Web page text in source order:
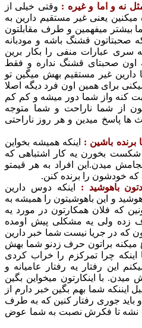
و غیره :وقتی خیلی از
غیر مستقیم دارین به
و طرف مقابلتون
قشنگ باشه و مودبانه
منفی را بکار برین
قشنگ نداره و فقط
مستقیم بهش میگین تو
اون فرد دیگه اصلا
شما دور میشه و کم کم
ناراحت و شما متوجه
و هر روز ناراحتی
:اینکه همیشه بخواین
یه کار اشتباهی که
افراد به هر قیمتو
برنده کنن.
: اینکه دوس دارین
را همیشه به
همکارتون در مورد یه
یه مشکلی پیش اومده
نیست شما خبر دارین
حرف زدنو شما بهش
تمرکزم را خراب کردی
یه رفتار عامیانه و
میخواین بگین
بهم بگین خبر دارم از
رفتار کنین که به طرف
نصبت به شما عوض